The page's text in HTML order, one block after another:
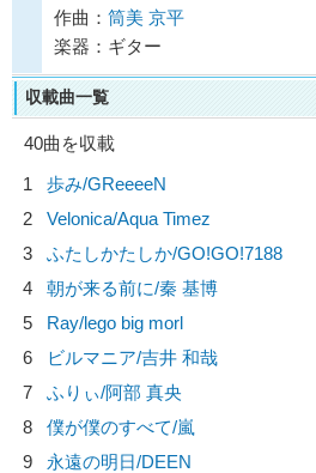
作曲： 筒美 京平
楽器：ギター
収載曲一覧
40曲を収載
1
歩み/GReeeeN
2
Velonica/Aqua Timez
3
ふたしかたしか/GO!GO!7188
4
朝が来る前に/秦 基博
5
Ray/lego big morl
6
ビルマニア/吉井 和哉
7
ふりぃ/阿部 真央
8
僕が僕のすべて/嵐
9
永遠の明日/DEEN